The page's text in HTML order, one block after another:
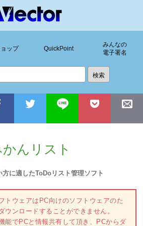
ップ QuickPoint
みんなの
電子署名
かんリスト
方に適したToDoリスト管理ソフト
トウェアはPC向けのソフトウェアのた
ウンロードすることができません。
能でPCと情報共有して頂き、PCからダ